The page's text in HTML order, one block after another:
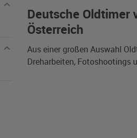
Deutsche Oldtimer
Österreich
Aus einer großen Auswahl
Dreharbeiten, Fotoshootings